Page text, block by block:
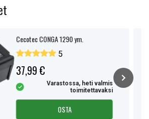
Cecotec CONGA 1290 ym.
5
37,99 €
Varastossa, heti valmis
toimitettavaksi
OSTA